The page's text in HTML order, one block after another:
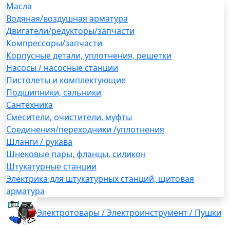
Масла
Водяная/воздушная арматура
Двигатели/редукторы/запчасти
Компрессоры/запчасти
Корпусные детали, уплотнения, решетки
Насосы / насосные станции
Пистолеты и комплектующие
Подшипники, сальники
Сантехника
Смесители, очистители, муфты
Соединения/переходники /уплотнения
Шланги / рукава
Шнековые пары, фланцы, силикон
Штукатурные станции
Электрика для штукатурных станций, щитовая
арматура
Электротовары / Электроинструмент / Пушки